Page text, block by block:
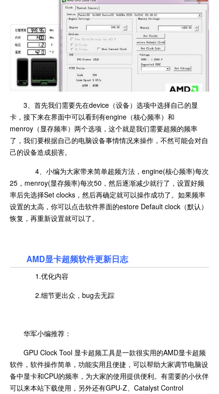
3、首先我们需要先在device（设备）选项中选择自己的显
卡，接下来在界面中可以看到有engine（核心频率）和
menroy（显存频率）两个选项，这个就是我们需要超频的频率
了，我们要根据自己的电脑设备事情情况来操作，不然可能会对自
己的设备造成损害。
4、小编为大家带来简单超频方法，engine(核心频率)每次
25，menroy(显存频率)每次50，然后逐渐减少就行了，设置好频
率后先选择Set clocks，然后再确定就可以操作成功了。如果频率
设置的太高，你可以点击软件界面的estore Default clock（默认）
恢复，再重新设置就可以了。
AMD显卡超频软件更新日志
1.优化内容
2.细节更出众，bug去无踪
华军小编推荐：
GPU Clock Tool 显卡超频工具是一款很实用的AMD显卡超频
软件，软件操作简单，功能实用且便捷，可以帮助大家调节电脑设
备中显卡和CPU的频率，为大家的使用提供便利。有需要的小伙伴
可以来本站下载使用，另外还有GPU-Z、Catalyst Control